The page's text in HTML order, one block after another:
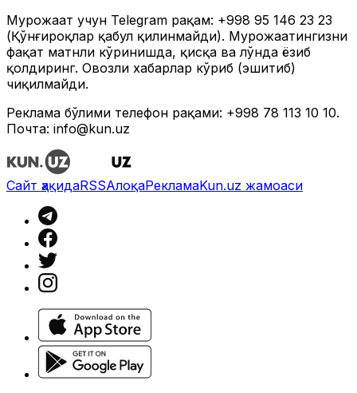
Мурожаат учун Telegram рақам: +998 95 146 23 23
(Қўнғироқлар қабул қилинмайди). Мурожаатингизни
фақат матнли кўринишда, қисқа ва лўнда ёзиб
қолдиринг. Овозли хабарлар кўриб (эшитиб)
чиқилмайди.
Реклама бўлими телефон рақами: +998 78 113 10 10.
Почта: info@kun.uz
Сайт ҳақидаRSSАлоқаРекламаKun.uz жамоаси